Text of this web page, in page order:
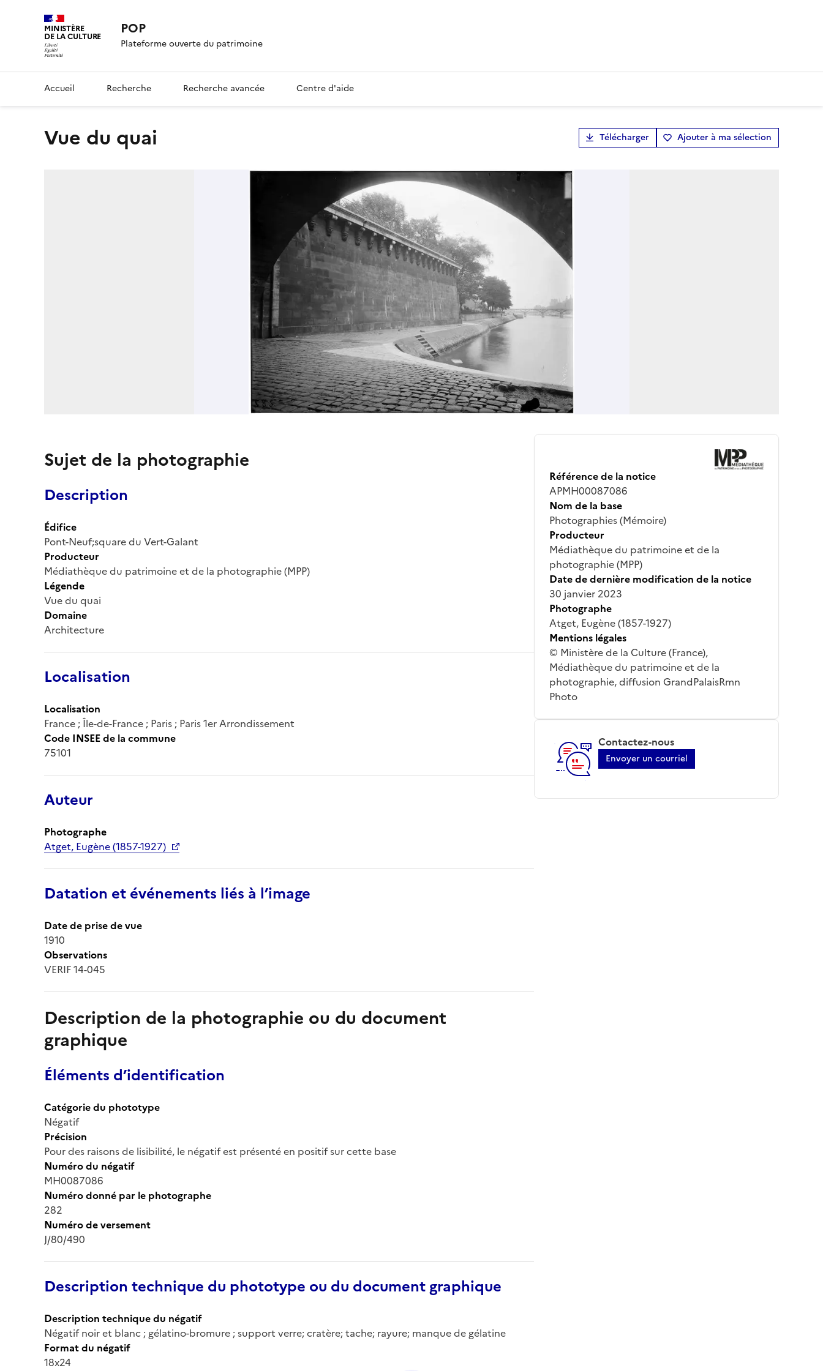
MINISTÈRE
DE LA CULTURE POP
Plateforme ouverte du patrimoine
Accueil Recherche Recherche avancée Centre d'aide
Vue du quai Télécharger Ajouter à ma sélection
Sujet de la photographie
Description
Édifice
Pont-Neuf;square du Vert-Galant
Producteur
Médiathèque du patrimoine et de la photographie (MPP)
Légende
Vue du quai
Domaine
Architecture
Localisation
Localisation
France ; Île-de-France ; Paris ; Paris 1er Arrondissement
Code INSEE de la commune
75101
Auteur
Photographe
Atget, Eugène (1857-1927)
Datation et événements liés à l’image
Date de prise de vue
1910
Observations
VERIF 14-045
Description de la photographie ou du document
graphique
Éléments d’identification
Catégorie du phototype
Négatif
Précision
Pour des raisons de lisibilité, le négatif est présenté en positif sur cette base
Numéro du négatif
MH0087086
Numéro donné par le photographe
282
Numéro de versement
J/80/490
Description technique du phototype ou du document graphique
Description technique du négatif
Négatif noir et blanc ; gélatino-bromure ; support verre; cratère; tache; rayure; manque de gélatine
Format du négatif
18x24
Référence de la notice
APMH00087086
Nom de la base
Photographies (Mémoire)
Producteur
Médiathèque du patrimoine et de la
photographie (MPP)
Date de dernière modification de la notice
30 janvier 2023
Photographe
Atget, Eugène (1857-1927)
Mentions légales
© Ministère de la Culture (France),
Médiathèque du patrimoine et de la
photographie, diffusion GrandPalaisRmn
Photo
Contactez-nous
Envoyer un courriel